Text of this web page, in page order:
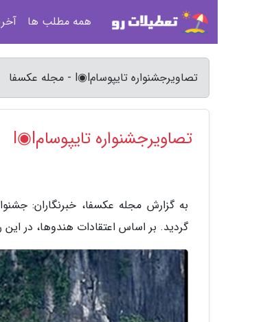
تصاویرجشنواره تایپوسامl◉l - مجله عکسفا
تصاویرجشنواره تایپوسامl◉l
به گزارش مجله عکسفا، خبرنگاران:
گردید. بر اساس اعتقادات هندوها، در
همه مطلب ها